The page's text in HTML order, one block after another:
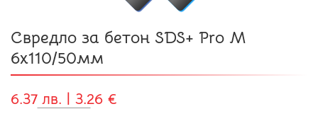
Свредло за бетон SDS+ Pro M
6x110/50мм
6.37 лв. | 3.26 €